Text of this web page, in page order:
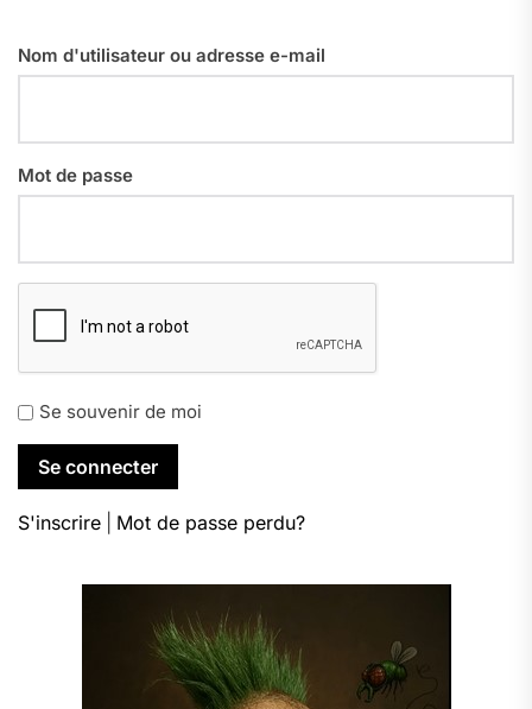
Nom d'utilisateur ou adresse e-mail
Mot de passe
Se souvenir de moi
S'inscrire Mot de passe perdu?